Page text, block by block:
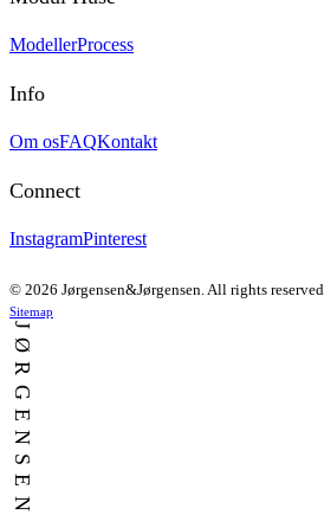
ModellerProcess
Info
Om osFAQKontakt
Connect
InstagramPinterest
© 2026 Jørgensen&Jørgensen. All rights reserved.
Sitemap
JØRGENSEN